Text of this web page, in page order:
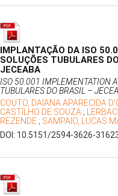
IMPLANTAÇÃO DA ISO
SOLUÇÕES TUBULARES
JECEABA
ISO 50.001 IMPLEMENTATION
TUBULARES DO BRASIL –
COUTO, DAIANA APARECIDA
CASTILHO DE SOUZA ;
REZENDE ; SAMPAIO, LUCAS
DOI: 10.5151/2594-3626-